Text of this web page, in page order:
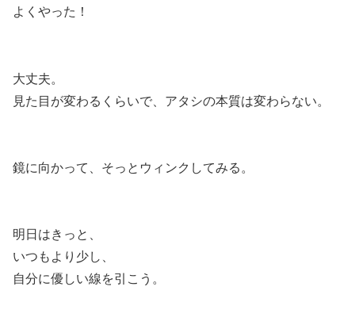
よくやった！
大丈夫。
見た目が変わるくらいで、アタシの本質は変わらない。
鏡に向かって、そっとウィンクしてみる。
明日はきっと、
いつもより少し、
自分に優しい線を引こう。